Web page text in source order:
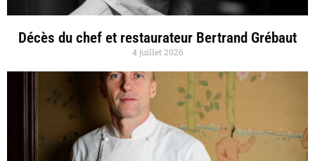
Décès du chef et restaurateur Bertrand Grébaut
4 juillet 2026